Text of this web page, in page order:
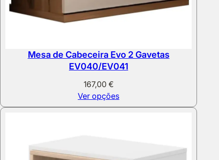
Mesa de Cabeceira Evo 2 Gavetas
EV040/EV041
167,00 €
Ver opções